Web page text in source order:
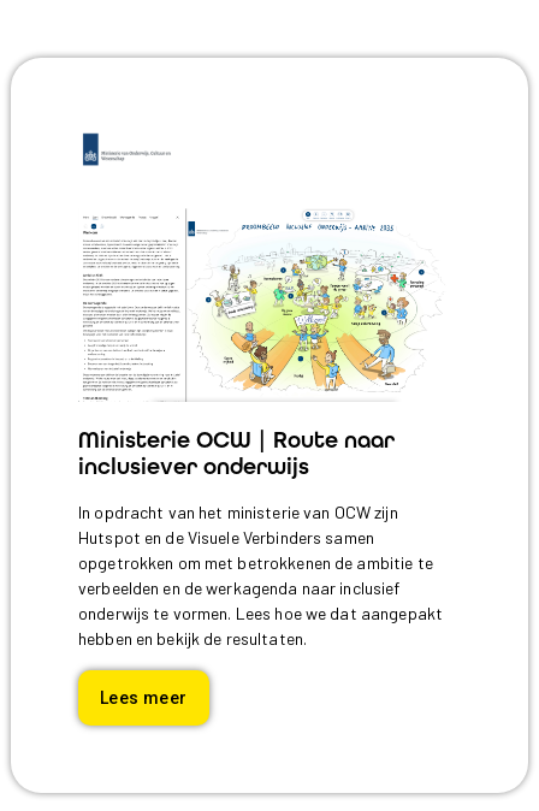
Ministerie OCW | Route naar
inclusiever onderwijs
In opdracht van het ministerie van OCW zijn
Hutspot en de Visuele Verbinders samen
opgetrokken om met betrokkenen de ambitie te
verbeelden en de werkagenda naar inclusief
onderwijs te vormen. Lees hoe we dat aangepakt
hebben en bekijk de resultaten.
Lees meer